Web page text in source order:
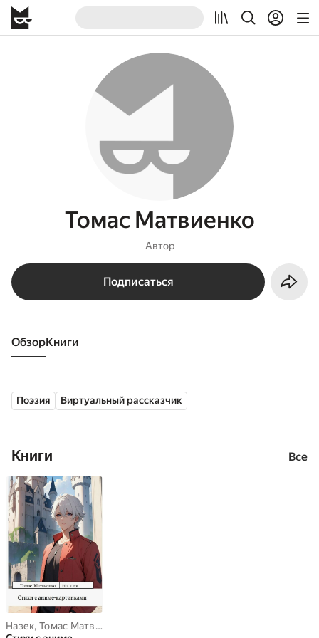
Томас Матвиенко
Автор
Подписаться
Обзор книги
Поэзия Виртуальный рассказчик
Книги Все
Назек, Томас Матвиенко